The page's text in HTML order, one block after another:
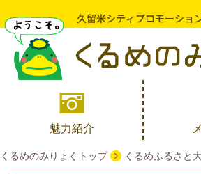
魅力紹介
くるめのみりょくトップ くるめふるさと